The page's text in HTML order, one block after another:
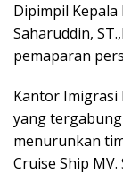
Dipimpil Kepala
Saharuddin,
pemaparan
Kantor Imigrasi
yang
menurunkan
Cruise Ship MV.